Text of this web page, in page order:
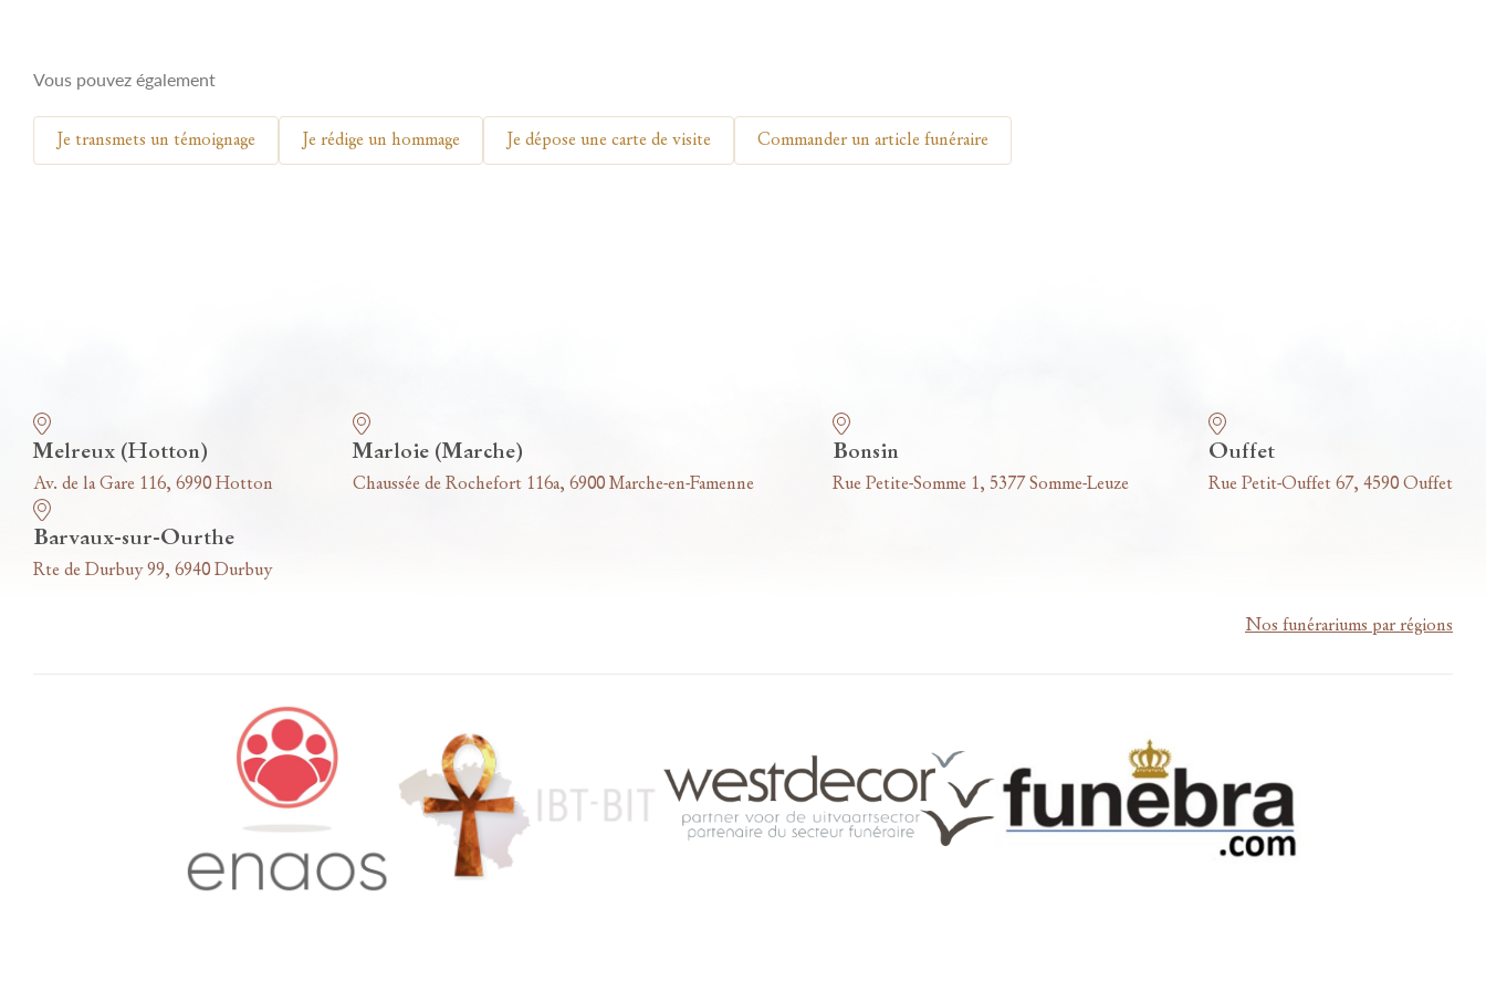
Vous pouvez également
Je transmets un témoignage Je rédige un hommage Je dépose une carte de visite Commander un article funéraire
Melreux (Hotton)
Av. de la Gare 116, 6990 Hotton
Marloie (Marche)
Chaussée de Rochefort 116a, 6900 Marche-en-Famenne
Bonsin
Rue Petite-Somme 1, 5377 Somme-Leuze
Ouffet
Rue Petit-Ouffet 67, 4590 Ouffet
Barvaux-sur-Ourthe
Rte de Durbuy 99, 6940 Durbuy
Nos funérariums par régions